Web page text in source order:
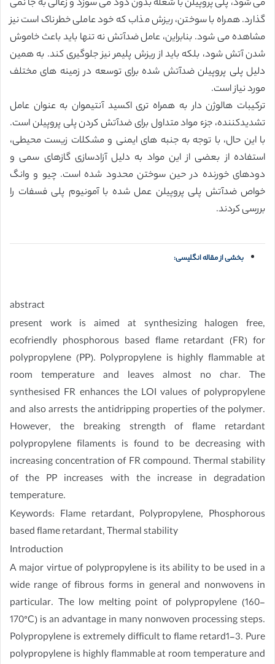
می شود، پلی پروپیلن با شعله بدون دود می سوزد و زغالی به جا نمی
گذارد. همراه با سوختن، ریزش مذاب که خود عاملی خطرناک است نیز
مشاهده می شود. بنابراین، عامل ضدآتش نه تنها باید باعث خاموش
شدن آتش شود، بلکه باید از ریزش پلیمر نیز جلوگیری کند. به همین
دلیل پلی پروپیلن ضدآتش شده برای توسعه در زمینه های مختلف
مورد نیاز است.
ترکیبات هالوژن دار به همراه تری اکسید آنتیموان به عنوان عامل
تشدیدکننده، جزء مواد متداول برای ضدآتش کردن پلی پروپیلن است.
با این حال، با توجه به جنبه های ایمنی و مشکلات زیست محیطی،
استفاده از بعضی از این مواد به دلیل آزادسازی گازهای سمی و
دودهای خورنده در حین سوختن محدود شده است. چیو و وانگ
خواص ضدآتش پلی پروپیلن عمل شده با آمونیوم پلی فسفات را
بررسی کردند.
بخشی از مقاله انگلیسی:
abstract
present work is aimed at synthesizing halogen free,
ecofriendly phosphorous based flame retardant (FR) for
polypropylene (PP). Polypropylene is highly flammable at
room temperature and leaves almost no char. The
synthesised FR enhances the LOI values of polypropylene
and also arrests the antidripping properties of the polymer.
However, the breaking strength of flame retardant
polypropylene filaments is found to be decreasing with
increasing concentration of FR compound. Thermal stability
of the PP increases with the increase in degradation
temperature.
Keywords: Flame retardant, Polypropylene, Phosphorous
based flame retardant, Thermal stability
Introduction
A major virtue of polypropylene is its ability to be used in a
wide range of fibrous forms in general and nonwovens in
particular. The low melting point of polypropylene (160-
170°C) is an advantage in many nonwoven processing steps.
Polypropylene is extremely difficult to flame retard1-3. Pure
polypropylene is highly flammable at room temperature and